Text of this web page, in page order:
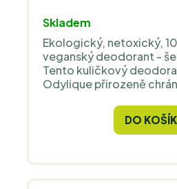
Skladem
Ekologický, netoxický,
veganský deodorant -
Tento kuličkový
Odylique přirozeně
účinku, aniž by ucpával
nezbytnému pocení.
DO